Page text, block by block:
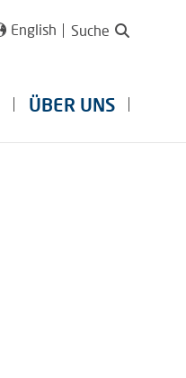
English Suche
ÜBER UNS